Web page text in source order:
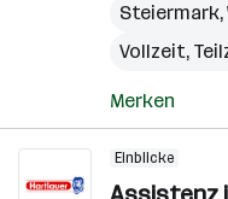
Steiermark,
Vollzeit,
Merken
Einblicke